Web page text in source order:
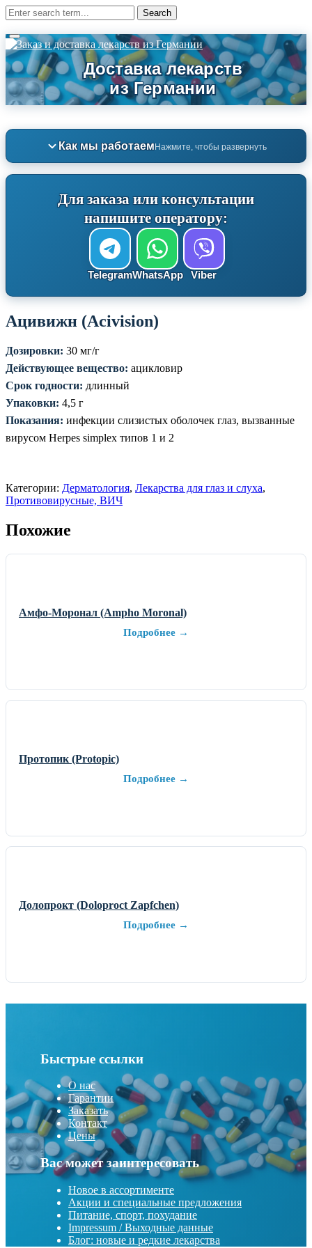
Как мы работаемНажмите, чтобы развернуть
Для заказа или консультации
напишите оператору:
TelegramWhatsApp Viber
Ацивижн (Acivision)
Дозировки: 30 мг/г
Действующее вещество: ацикловир
Срок годности: длинный
Упаковки: 4,5 г
Показания: инфекции слизистых оболочек глаз, вызванные
вирусом Herpes simplex типов 1 и 2
Категории: Дерматология, Лекарства для глаз и слуха,
Противовирусные, ВИЧ
Похожие
Амфо-Моронал (Ampho Moronal)
Подробнее →
Протопик (Protopic)
Подробнее →
Долопрокт (Doloproct Zapfchen)
Подробнее →
Быстрые ссылки
О нас
Гарантии
Заказать
Контакт
Цены
Вас может заинтересовать
Новое в ассортименте
Акции и специальные предложения
Питание, спорт, похудание
Impressum / Выходные данные
Блог: новые и редкие лекарства